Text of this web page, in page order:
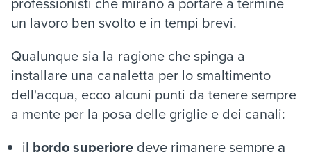
un lavoro ben svolto e in tempi brevi.
Qualunque sia la ragione che spinga a
installare una canaletta per lo smaltimento
dell'acqua, ecco alcuni punti da tenere sempre
a mente per la posa delle griglie e dei canali:
il bordo superiore deve rimanere semprea